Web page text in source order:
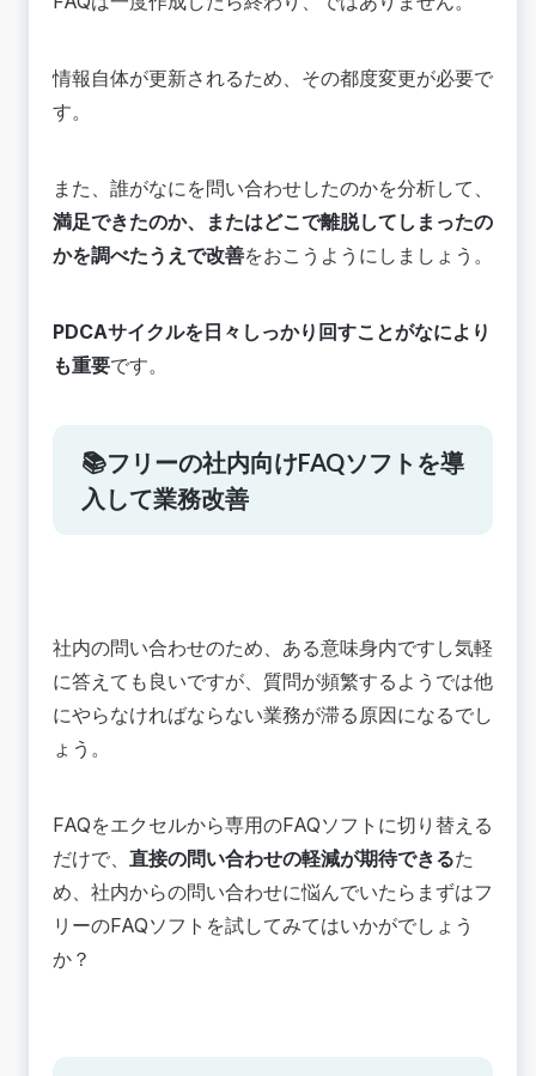
情報自体が更新されるため、その都度変更が必要で
す。
また、誰がなにを問い合わせしたのかを分析して、
満足できたのか、またはどこで離脱してしまったの
かを調べたうえで改善をおこうようにしましょう。
PDCAサイクルを日々しっかり回すことがなにより
も重要です。
📚フリーの社内向けFAQソフトを導
入して業務改善
社内の問い合わせのため、ある意味身内ですし気軽
に答えても良いですが、質問が頻繁するようでは他
にやらなければならない業務が滞る原因になるでし
ょう。
FAQをエクセルから専用のFAQソフトに切り替える
だけで、 直接の問い合わせの軽減が期待できるた
め、社内からの問い合わせに悩んでいたらまずはフ
リーのFAQソフトを試してみてはいかがでしょう
か？